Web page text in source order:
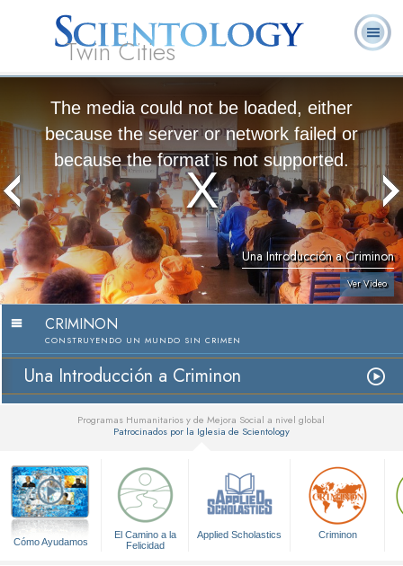
Twin Cities
Nosotros
Hubbard
Scientology?
Voluntarios
Frecuentes
The media could not be loaded, either
because the server or network failed or
because the format is not supported.
Una Introducción a Criminon
Ver Video
CRIMINON
CONSTRUYENDO UN MUNDO SIN CRIMEN
Una Introducción a Criminon
Programas Humanitarios y de Mejora Social a nivel global
Patrocinados por la Iglesia de Scientology
Cómo Ayudamos
El Camino a la
Felicidad
Applied Scholastics Criminon